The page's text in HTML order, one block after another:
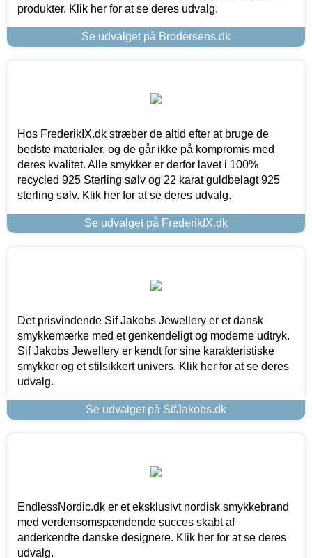
produkter. Klik her for at se deres udvalg.
Se udvalget på Brodersens.dk
Hos FrederikIX.dk stræber de altid efter at bruge de
bedste materialer, og de går ikke på kompromis med
deres kvalitet. Alle smykker er derfor lavet i 100%
recycled 925 Sterling sølv og 22 karat guldbelagt 925
sterling sølv. Klik her for at se deres udvalg.
Se udvalget på FrederikIX.dk
Det prisvindende Sif Jakobs Jewellery er et dansk
smykkemærke med et genkendeligt og moderne udtryk.
Sif Jakobs Jewellery er kendt for sine karakteristiske
smykker og et stilsikkert univers. Klik her for at se deres
udvalg.
Se udvalget på SifJakobs.dk
EndlessNordic.dk er et eksklusivt nordisk smykkebrand
med verdensomspændende succes skabt af
anderkendte danske designere. Klik her for at se deres
udvalg.